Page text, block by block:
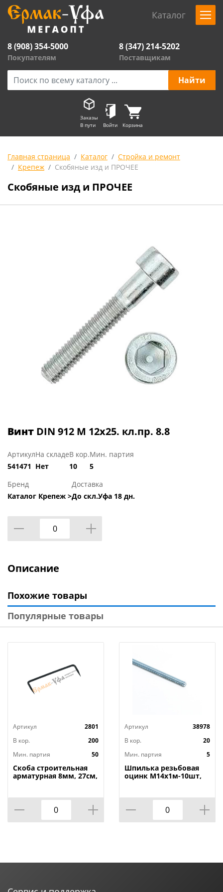
Каталог
8 (908) 354-5000
Покупателям
8 (347) 214-5202
Поставщикам
Заказы
В пути
Войти Корзина
Главная страница Каталог
Стройка и ремонт
Крепеж
Скобяные изд и ПРОЧЕЕ
Скобяные изд и ПРОЧЕЕ
Винт DIN 912 М 12х25. кл.пр. 8.8
Артикул
541471
На складе
Нет
В кор.
10
Мин. партия
5
Бренд
Каталог Крепеж >
Доставка
До скл.Уфа 18 дн.
Описание
Похожие товары
Популярные товары
Артикул
2801
В кор.
200
Мин. партия
50
Скоба строительная
арматурная 8мм, 27см,
Артикул
38978
В кор.
20
Мин. партия
5
Шпилька резьбовая
оцинк М14х1м-10шт,